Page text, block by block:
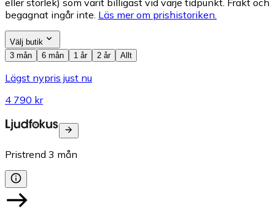
eller storlek) som varit billigast vid varje tidpunkt. Frakt och
begagnat ingår inte. Läs mer om prishistoriken.
Välj butik
3 mån
6 mån 1 år 2 år Allt
Lägst nypris just nu
4 790 kr
Pristrend 3 mån